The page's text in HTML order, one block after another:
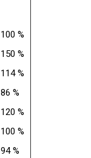
100 %
150 %
114 %
86 %
120 %
100 %
94 %